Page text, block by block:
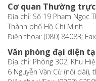
Cơ quan Thường
Địa chỉ: Số 19 Phạm Ngọc
Thành phố Hồ Chí Minh
Điện thoại: (080) 84083;
Văn phòng đại diện
Địa chỉ: Phòng 302, Khu
6 Nguyễn Văn Cừ (nối dài),